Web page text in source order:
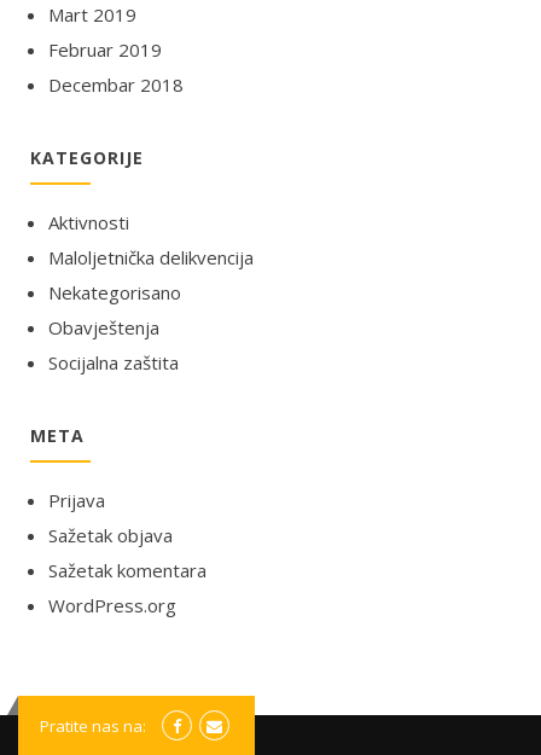
Mart 2019
Februar 2019
Decembar 2018
KATEGORIJE
Aktivnosti
Maloljetnička delikvencija
Nekategorisano
Obavještenja
Socijalna zaštita
META
Prijava
Sažetak objava
Sažetak komentara
WordPress.org
Pratite nas na: